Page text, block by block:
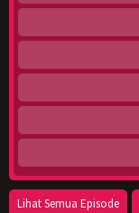
Lihat Semua Episode